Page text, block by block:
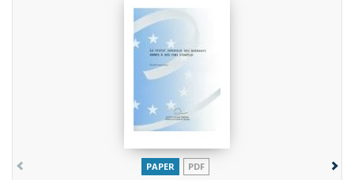
PAPER PDF